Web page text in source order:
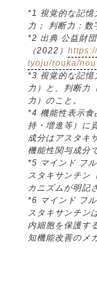
*1 視覚的な記憶
力； 判断力：
*2 出典 公益財
（2022）
tyoju/rouka/
*3 視覚的な記憶
力）と、判断力
力）のこと。
*4 機能性表示食
持・増進等）に
成分はアスタキ
機能性関与成分
*5 マインド フ
スタキサンチン
カニズムが明記
*6 マインド フ
スタキサンチン
内細胞を保護す
知機能改善のメ